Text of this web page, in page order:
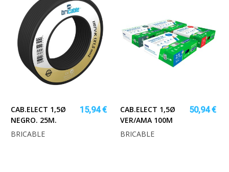
CAB.ELECT 1,5Ø
NEGRO. 25M.
15,94 €
BRICABLE
CAB.ELECT 1,5Ø
VER/AMA 100M
50,94 €
BRICABLE